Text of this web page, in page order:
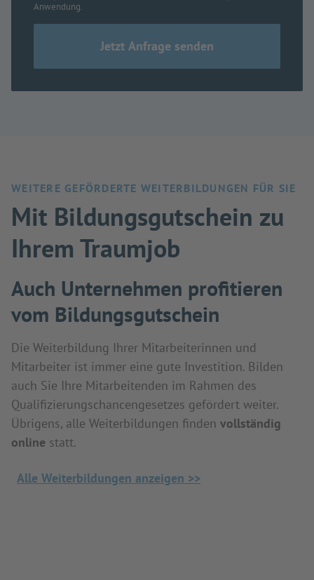
Anwendung.
WEITERE GEFÖRDERTE WEITERBILDUNGEN FÜR SIE
Mit Bildungsgutschein zu
Ihrem Traumjob
Auch Unternehmen profitieren
vom Bildungsgutschein
Die Weiterbildung Ihrer Mitarbeiterinnen und
Mitarbeiter ist immer eine gute Investition. Bilden
auch Sie Ihre Mitarbeitenden im Rahmen des
Qualifizierungschancengesetzes gefördert weiter.
Übrigens, alle Weiterbildungen finden vollständig
online statt.
Alle Weiterbildungen anzeigen >>